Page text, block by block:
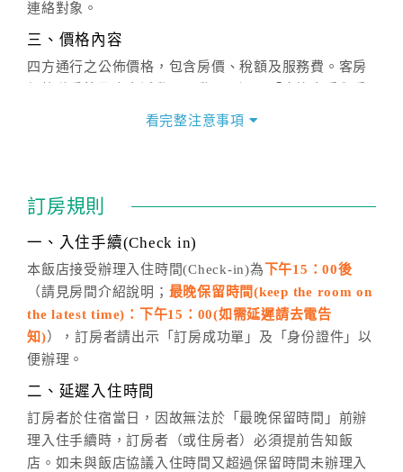
連絡對象。
三、價格內容
四方通行之公佈價格，包含房價、稅額及服務費。客房
價」之當日價格為標準。
通行「客服聯絡單」提出申辦，四方通行
話方式異動訂單。
※非客服時間之申辦異動，皆為次日計算及辦理。
五、客服時間
週一至週日，上午9:00～晚上6:00
六、聯絡方式
週一至週日：
看完整注意事項
訂房規則
一、入住手續(Check in)
本飯店接受辦理入住時間(Check-in)為下午15：00後
（請見房間介紹說明； 最晚保留時間(keep the room on
the latest time)：下午15：00(如需延遲請去電告
知)），訂房者請出示「訂房成功單」及「身份證件」以
便辦理。
二、延遲入住時間
訂房者於住宿當日，因故無法於「最晚保留時間」前辦
理入住手續時，訂房者（或住房者）必須提前告知飯
店。如未與飯店協議入住時間又超過保留時間未辦理入